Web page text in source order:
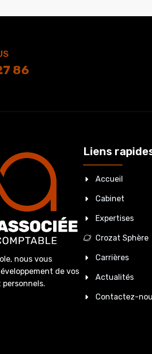
86
nous vous
de vos
Liens
Accueil
Cabinet
Expertises
Crozat Sphère
Carrières
Actualités
Contactez-